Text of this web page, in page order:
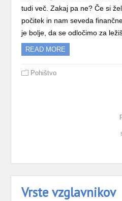
tudi več. Zakaj pa ne? Če si
počitek in nam seveda
je bolje, da se odločimo za
READ MORE
Pohištvo
Vrste vzglavnikov